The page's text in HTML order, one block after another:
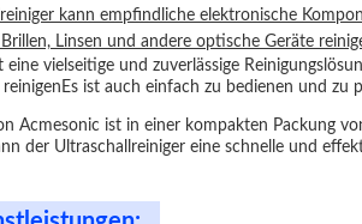
kann empfindliche elektronische
Linsen und andere optische Geräte
eine vielseitige und zuverlässige
ist auch einfach zu bedienen und
Acmesonic ist in einer kompakten Packung
der Ultraschallreiniger eine schnelle und